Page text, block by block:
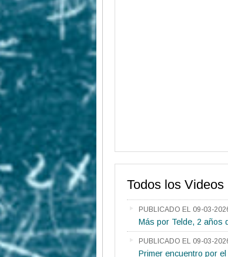
Todos los Videos
PUBLICADO EL 09-03-
Más por Telde, 2 años
PUBLICADO EL 09-03-
Primer encuentro por